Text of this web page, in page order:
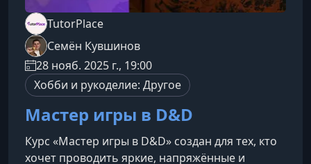
TutorPlace
Семён Кувшинов
28 нояб. 2025 г., 19:00
Хобби и рукоделие: Другое
Мастер игры в D&D
Курс «Мастер игры в D&D» создан для тех, кто
хочет проводить яркие, напряжённые и